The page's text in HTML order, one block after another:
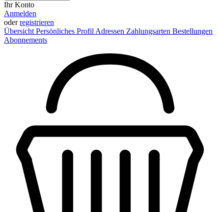
Ihr Konto
Anmelden
oderregistrieren
Übersicht Persönliches Profil Adressen Zahlungsarten Bestellungen
Abonnements